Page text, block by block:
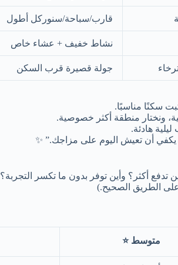
قارب/سباحة/سنوركل أطول
نشاط خفيف + عشاء خاص
جولة قصيرة قرب السكن
سكنًا مناسبًا.
ونختار منطقة أكثر خصوصية.
هادئة.
أن تعيش اليوم على مزاجك.” ✨
تدفع أكثر؟ وأين توفر بدون ما تكسر التجربة؟
الطريق الصحيح.)
متوسط ⭐